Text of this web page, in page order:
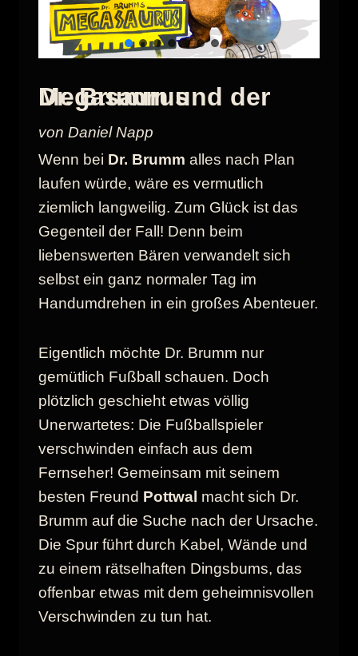
Dr. Brumm und der Megasaurus
von Daniel Napp
Wenn bei Dr. Brumm alles nach Plan
laufen würde, wäre es vermutlich
ziemlich langweilig. Zum Glück ist das
Gegenteil der Fall! Denn beim
liebenswerten Bären verwandelt sich
selbst ein ganz normaler Tag im
Handumdrehen in ein großes Abenteuer.
Eigentlich möchte Dr. Brumm nur
gemütlich Fußball schauen. Doch
plötzlich geschieht etwas völlig
Unerwartetes: Die Fußballspieler
verschwinden einfach aus dem
Fernseher! Gemeinsam mit seinem
besten Freund Pottwal macht sich Dr.
Brumm auf die Suche nach der Ursache.
Die Spur führt durch Kabel, Wände und
zu einem rätselhaften Dingsbums, das
offenbar etwas mit dem geheimnisvollen
Verschwinden zu tun hat.